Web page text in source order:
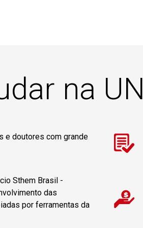
na
doutores com grande
Sthem Brasil -
das
por ferramentas da